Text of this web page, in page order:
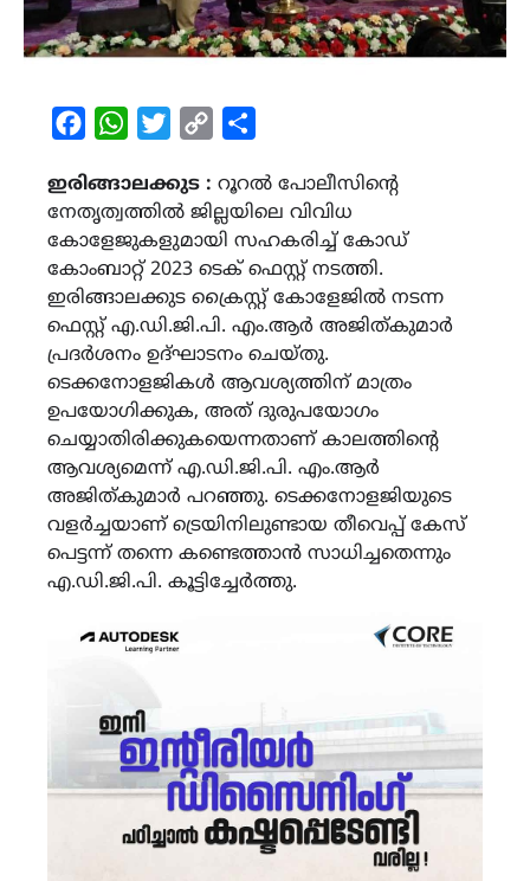
FacebookWhatsAppTwitterCopy
ഇരിങ്ങാലക്കുട : റൂറല്‍ പോലീസിന്റെ
നേതൃത്വത്തില്‍ ജില്ലയിലെ വിവിധ
കോളേജുകളുമായി സഹകരിച്ച് കോഡ്
കോംബാറ്റ് 2023 ടെക് ഫെസ്റ്റ് നടത്തി.
ഇരിങ്ങാലക്കുട ക്രൈസ്റ്റ് കോളേജില്‍ നടന്ന
ഫെസ്റ്റ് എ.ഡി.ജി.പി. എം.ആര്‍ അജിത്കുമാര്‍
പ്രദര്‍ശനം ഉദ്ഘാടനം ചെയ്തു.
ടെക്കനോളജികള്‍ ആവശ്യത്തിന് മാത്രം
ഉപയോഗിക്കുക, അത് ദുരുപയോഗം
ചെയ്യാതിരിക്കുകയെന്നതാണ് കാലത്തിന്റെ
ആവശ്യമെന്ന് എ.ഡി.ജി.പി. എം.ആര്‍
അജിത്കുമാര്‍ പറഞ്ഞു. ടെക്കനോളജിയുടെ
വളര്‍ച്ചയാണ് ട്രെയിനിലുണ്ടായ തീവെപ്പ് കേസ്
പെട്ടന്ന് തന്നെ കണ്ടെത്താന്‍ സാധിച്ചതെന്നും
എ.ഡി.ജി.പി. കൂട്ടിച്ചേര്‍ത്തു.